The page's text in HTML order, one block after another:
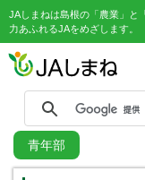
JAしまねは島根の「農業」と
力あふれるJAをめざします。
青年部